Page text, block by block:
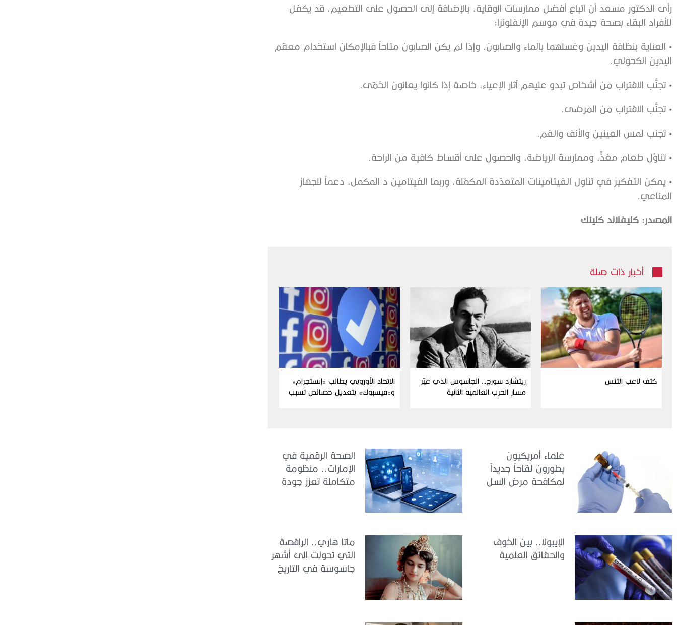
رأى الدكتور مسعد أن اتباع أفضل ممارسات الوقاية، بالإضافة إلى الحصول على التطعيم، قد يكفل
للأفراد البقاء بصحة جيدة في موسم الإنفلونزا:
• العناية بنظافة اليدين وغسلهما بالماء والصابون. وإذا لم يكن الصابون متاحاً فبالإمكان استخدام معقم
اليدين الكحولي.
• تجنُّب الاقتراب من أشخاص تبدو عليهم آثار الإعياء، خاصة إذا كانوا يعانون الحُمّى.
• تجنُّب الاقتراب من المرضى.
• تجنب لمس العينين والأنف والفم.
• تناوُل طعام مغذٍّ، وممارسة الرياضة، والحصول على أقساط كافية من الراحة.
• يمكن التفكير في تناول الفيتامينات المتعدّدة المكمّلة، وربما الفيتامين د المكمل، دعماً للجهاز
المناعي.
المصدر: كليفلاند كلينك
أخبار ذات صلة
كتف لاعب التنس
ريتشارد سورج… الجاسوس الذي غيّر
مسار الحرب العالمية الثانية
الاتحاد الأوروبي يطالب «إنستجرام»
و«فيسبوك» بتعديل خصائص تسبب
علماء أمريكيون
يطورون لقاحاً جديداً
لمكافحة مرض السل
الصحة الرقمية في
الإمارات.. منظومة
متكاملة تعزز جودة
الإيبولا.. بين الخوف
والحقائق العلمية
ماتا هاري.. الراقصة
التي تحولت إلى أشهر
جاسوسة في التاريخ